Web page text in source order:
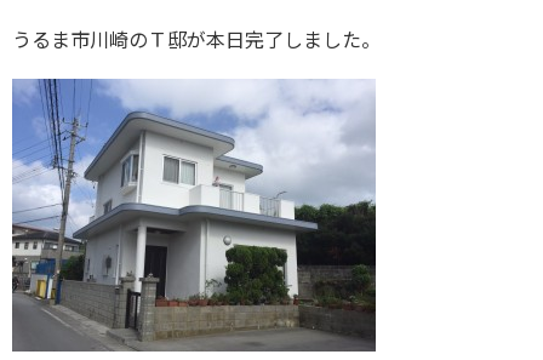
うるま市川崎のＴ邸が本日完了しました。